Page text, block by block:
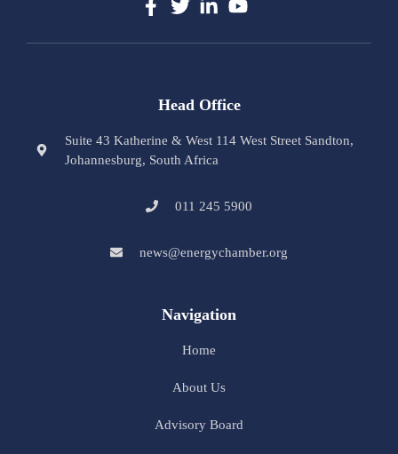
Head Office
Suite 43 Katherine & West 114 West Street Sandton,
Johannesburg, South Africa
011 245 5900
news@energychamber.org
Navigation
Home
About Us
Advisory Board